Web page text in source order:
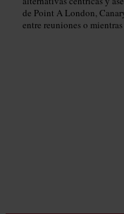
de Point A London,
entre reuniones o